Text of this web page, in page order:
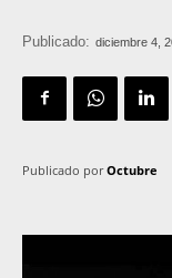
Publicado: diciembre 4,
Publicado por Octubre